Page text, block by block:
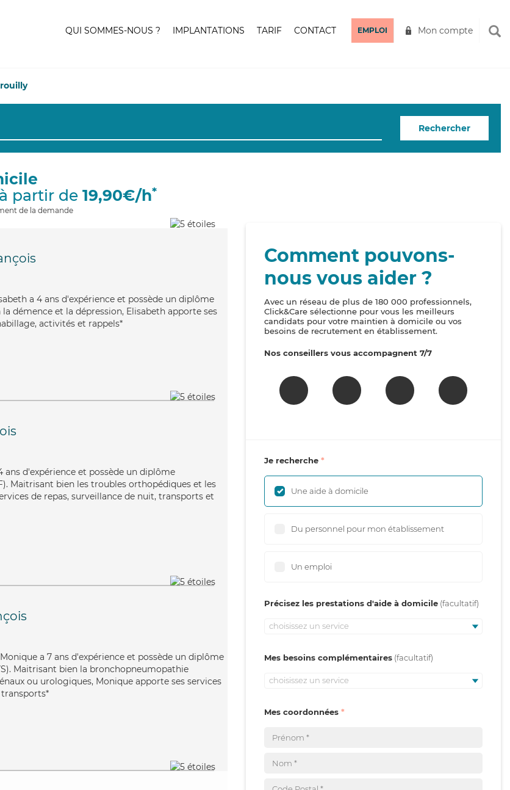
QUI SOMMES-NOUS ? IMPLANTATIONS TARIF CONTACT EMPLOI Mon compte
Rechercher
partir de 19,90€/h*
de la demande
a 4 ans d'expérience et possède un diplôme
démence et la dépression, Elisabeth apporte ses
activités et rappels*
d'expérience et possède un diplôme
Maitrisant bien les troubles orthopédiques et les
de repas, surveillance de nuit, transports et
a 7 ans d'expérience et possède un diplôme
Maitrisant bien la bronchopneumopathie
ou urologiques, Monique apporte ses services
Comment pouvons-
nous vous aider ?
Avec un réseau de plus de 180 000 professionnels,
Click&Care sélectionne pour vous les meilleurs
candidats pour votre maintien à domicile ou vos
besoins de recrutement en établissement.
Nos conseillers vous accompagnent 7/7
Je recherche
Une aide à domicile
Du personnel pour mon établissement
Un emploi
Précisez les prestations d'aide à domicile
choisissez un service
Mes besoins complémentaires
choisissez un service
Mes coordonnées